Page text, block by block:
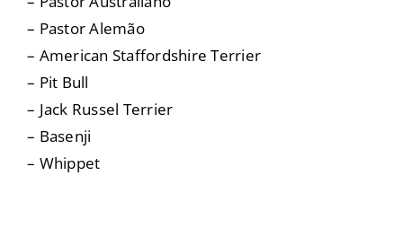
– Pastor Alemão
– American Staffordshire Terrier
– Pit Bull
– Jack Russel Terrier
– Basenji
– Whippet